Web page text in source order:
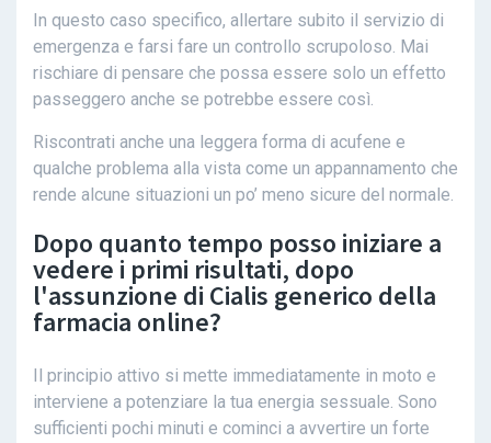
In questo caso specifico, allertare subito il servizio di
emergenza e farsi fare un controllo scrupoloso. Mai
rischiare di pensare che possa essere solo un effetto
passeggero anche se potrebbe essere così.
Riscontrati anche una leggera forma di acufene e
qualche problema alla vista come un appannamento che
rende alcune situazioni un po’ meno sicure del normale.
Dopo quanto tempo posso iniziare a
vedere i primi risultati, dopo
l'assunzione di Cialis generico della
farmacia online?
Il principio attivo si mette immediatamente in moto e
interviene a potenziare la tua energia sessuale. Sono
sufficienti pochi minuti e cominci a avvertire un forte